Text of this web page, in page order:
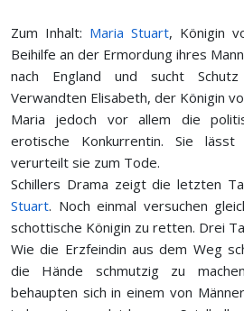
Zum Inhalt: Maria Stuart, Königin
Beihilfe an der Ermordung ihres
nach England und sucht
Verwandten Elisabeth, der Königin
Maria jedoch vor allem die
erotische Konkurrentin. Sie
verurteilt sie zum Tode.
Schillers Drama zeigt die letzten
Stuart. Noch einmal versuchen
schottische Königin zu retten. Drei
Wie die Erzfeindin aus dem Weg
die Hände schmutzig zu
behaupten sich in einem von